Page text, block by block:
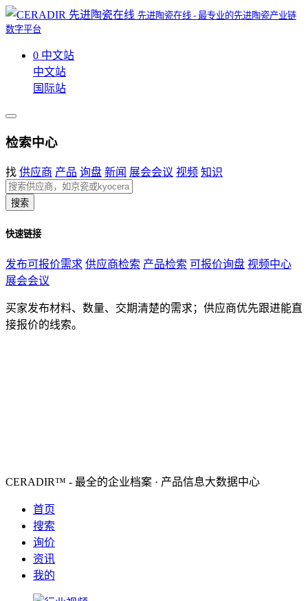
先进陶瓷在线 - 最专业的先进陶瓷产业链
数字平台
0 中文站
中文站
国际站
检索中心
找 供应商 产品 询盘 新闻 展会会议 视频 知识
搜索
快速链接
发布可报价需求 供应商检索 产品检索 可报价询盘 视频中心
展会会议
买家发布材料、数量、交期清楚的需求；供应商优先跟进能直
接报价的线索。
CERADIR™ - 最全的企业档案 · 产品信息大数据中心
首页
搜索
询价
资讯
我的